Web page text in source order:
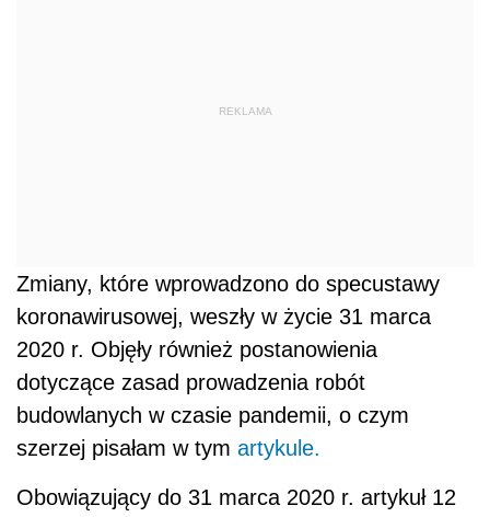
REKLAMA
Zmiany, które wprowadzono do specustawy
koronawirusowej, weszły w życie 31 marca
2020 r. Objęły również postanowienia
dotyczące zasad prowadzenia robót
budowlanych w czasie pandemii, o czym
szerzej pisałam w tym artykule.
Obowiązujący do 31 marca 2020 r. artykuł 12